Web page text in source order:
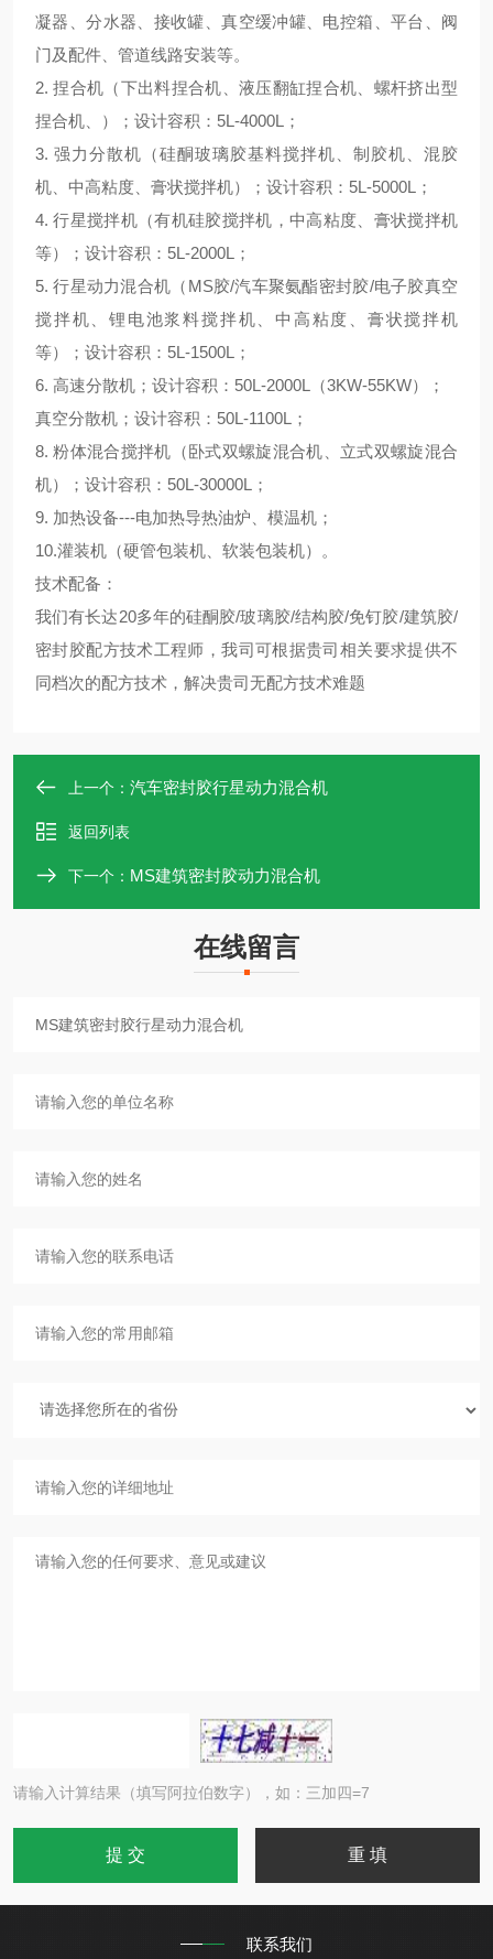
凝器、分水器、接收罐、真空缓冲罐、电控箱、平台、阀
门及配件、管道线路安装等。
2. 捏合机（下出料捏合机、液压翻缸捏合机、螺杆挤出型
捏合机、）；设计容积：5L-4000L；
3. 强力分散机（硅酮玻璃胶基料搅拌机、制胶机、混胶
机、中高粘度、膏状搅拌机）；设计容积：5L-5000L；
4. 行星搅拌机（有机硅胶搅拌机，中高粘度、膏状搅拌机
等）；设计容积：5L-2000L；
5. 行星动力混合机（MS胶/汽车聚氨酯密封胶/电子胶真空
搅拌机、锂电池浆料搅拌机、中高粘度、膏状搅拌机
等）；设计容积：5L-1500L；
6. 高速分散机；设计容积：50L-2000L（3KW-55KW）；
真空分散机；设计容积：50L-1100L；
8. 粉体混合搅拌机（卧式双螺旋混合机、立式双螺旋混合
机）；设计容积：50L-30000L；
9. 加热设备---电加热导热油炉、模温机；
10.灌装机（硬管包装机、软装包装机）。
技术配备：
我们有长达20多年的硅酮胶/玻璃胶/结构胶/免钉胶/建筑胶/
密封胶配方技术工程师，我司可根据贵司相关要求提供不
同档次的配方技术，解决贵司无配方技术难题
上一个： 汽车密封胶行星动力混合机
返回列表
下一个： MS建筑密封胶动力混合机
在线留言
请输入计算结果（填写阿拉伯数字），如：三加四=7
联系我们